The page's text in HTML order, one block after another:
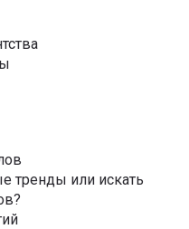
тренды или искать